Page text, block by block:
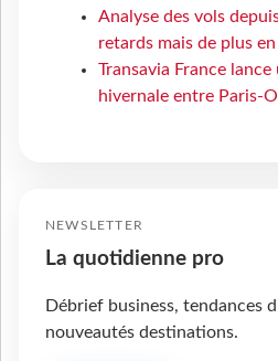
Analyse des vols
retards mais de plus
Transavia France
hivernale entre Paris-
NEWSLETTER
La quotidienne pro
Débrief business, tendances
nouveautés destinations.